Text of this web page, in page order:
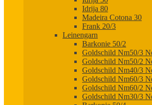
Idrija 80
Madeira Cotona 30
Frank 20/3
Leinengarn
Barkonie 50/2
Goldschild Nm50/3
Goldschild Nm50/2
Goldschild Nm40/3
Goldschild Nm60/3
Goldschild Nm60/2
Goldschild Nm30/3